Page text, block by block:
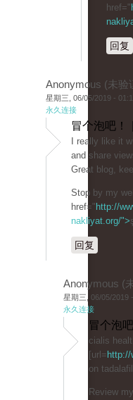
href="
回复
Anonymous (未验
星期三, 06/05/2019 -
永久连接
冒个泡吧！
I really like it
and share
Great blog,
Stop by my
href=" http://
nakliyat.org/">
回复
Anonymous (
星期三, 06/05/2019
永久连接
冒个泡
cialis
[url=
on
Review